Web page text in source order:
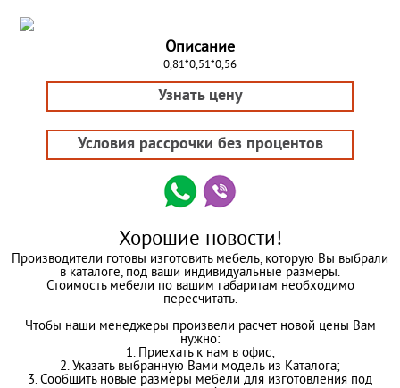
Описание
0,81*0,51*0,56
Узнать цену
Условия рассрочки без процентов
Хорошие новости!
Производители готовы изготовить мебель, которую Вы выбрали
в каталоге, под ваши индивидуальные размеры.
Стоимость мебели по вашим габаритам необходимо
пересчитать.
Чтобы наши менеджеры произвели расчет новой цены Вам
нужно:
1. Приехать к нам в офис;
2. Указать выбранную Вами модель из Каталога;
3. Сообщить новые размеры мебели для изготовления под